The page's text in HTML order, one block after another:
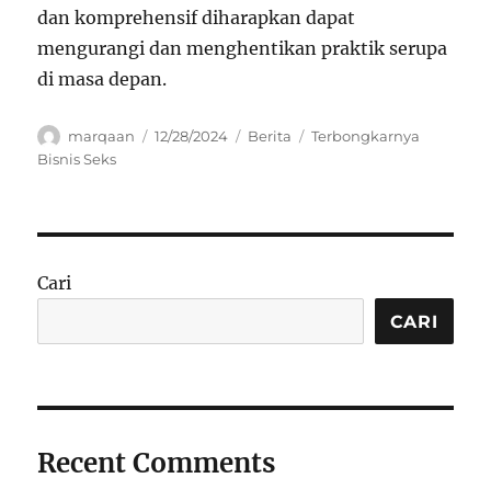
dan komprehensif diharapkan dapat
mengurangi dan menghentikan praktik serupa
di masa depan.
Author
marqaan
Posted
12/28/2024 Categories
Berita Tags
Terbongkarnya
Bisnis Seks
Cari
CARI
Recent Comments